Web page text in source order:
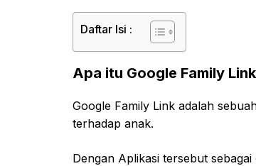
Daftar Isi :
Apa itu Google Family
Google Family Link adalah
terhadap anak.
Dengan Aplikasi tersebut